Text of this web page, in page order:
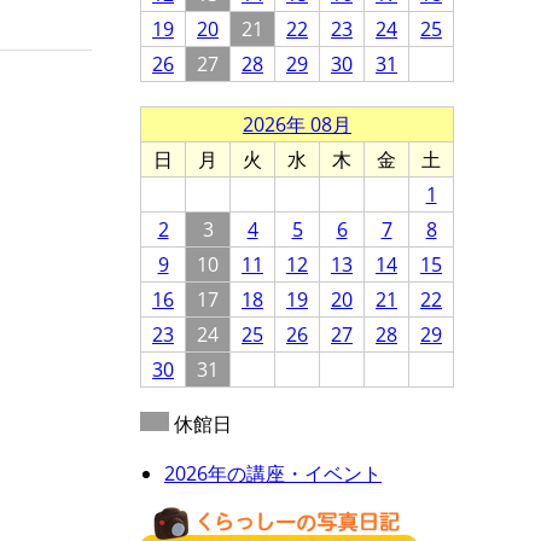
19
20 21 22 23 24
25
26
27 28 29 30 31
2026年 08月
日
月 火 水 木 金
土
1
2
3 4 5 6 7
8
9
10 11 12 13 14
15
16
17 18 19 20 21
22
23
24 25 26 27 28
29
30
31
休館日
2026年の講座・イベント